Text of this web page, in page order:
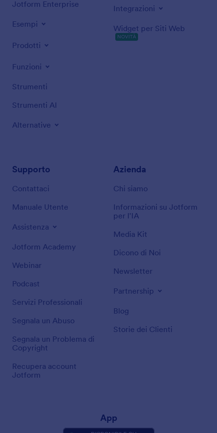
Jotform Enterprise
Esempi
Prodotti
Funzioni
Strumenti
Strumenti AI
Alternative
Integrazioni
Widget per Siti Web
NOVITÀ
Supporto
Contattaci
Manuale Utente
Assistenza
Jotform Academy
Webinar
Podcast
Servizi Professionali
Segnala un Abuso
Segnala un Problema di
Copyright
Recupera account
Jotform
Azienda
Chi siamo
Informazioni su Jotform
per l'IA
Media Kit
Dicono di Noi
Newsletter
Partnership
Blog
Storie dei Clienti
App